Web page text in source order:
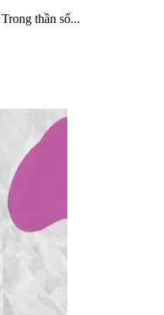
thần số...